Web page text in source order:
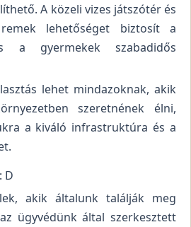
A közeli vizes játszótér és
lehetőséget biztosít a
a gyermekek szabadidős
lehet mindazoknak, akik
szeretnének élni,
a kiváló infrastruktúra és a
D
akik általunk találják meg
ügyvédünk által szerkesztett